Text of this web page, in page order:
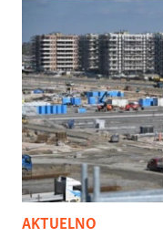
AKTUELNO